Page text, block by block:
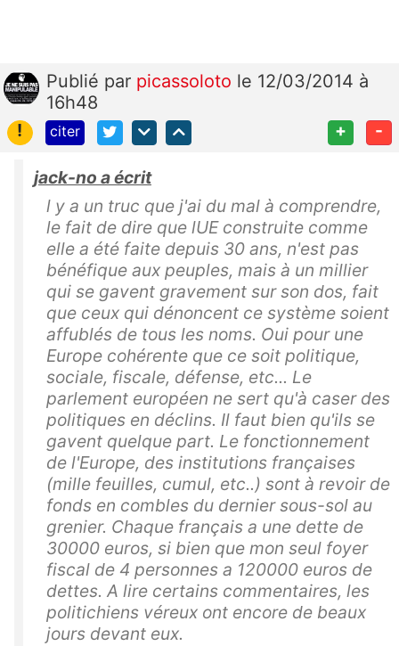
Publié par picassoloto le 12/03/2014 à
16h48
!
citer + -
jack-no a écrit
l y a un truc que j'ai du mal à comprendre,
le fait de dire que lUE construite comme
elle a été faite depuis 30 ans, n'est pas
bénéfique aux peuples, mais à un millier
qui se gavent gravement sur son dos, fait
que ceux qui dénoncent ce système soient
affublés de tous les noms. Oui pour une
Europe cohérente que ce soit politique,
sociale, fiscale, défense, etc... Le
parlement européen ne sert qu'à caser des
politiques en déclins. Il faut bien qu'ils se
gavent quelque part. Le fonctionnement
de l'Europe, des institutions françaises
(mille feuilles, cumul, etc..) sont à revoir de
fonds en combles du dernier sous-sol au
grenier. Chaque français a une dette de
30000 euros, si bien que mon seul foyer
fiscal de 4 personnes a 120000 euros de
dettes. A lire certains commentaires, les
politichiens véreux ont encore de beaux
jours devant eux.